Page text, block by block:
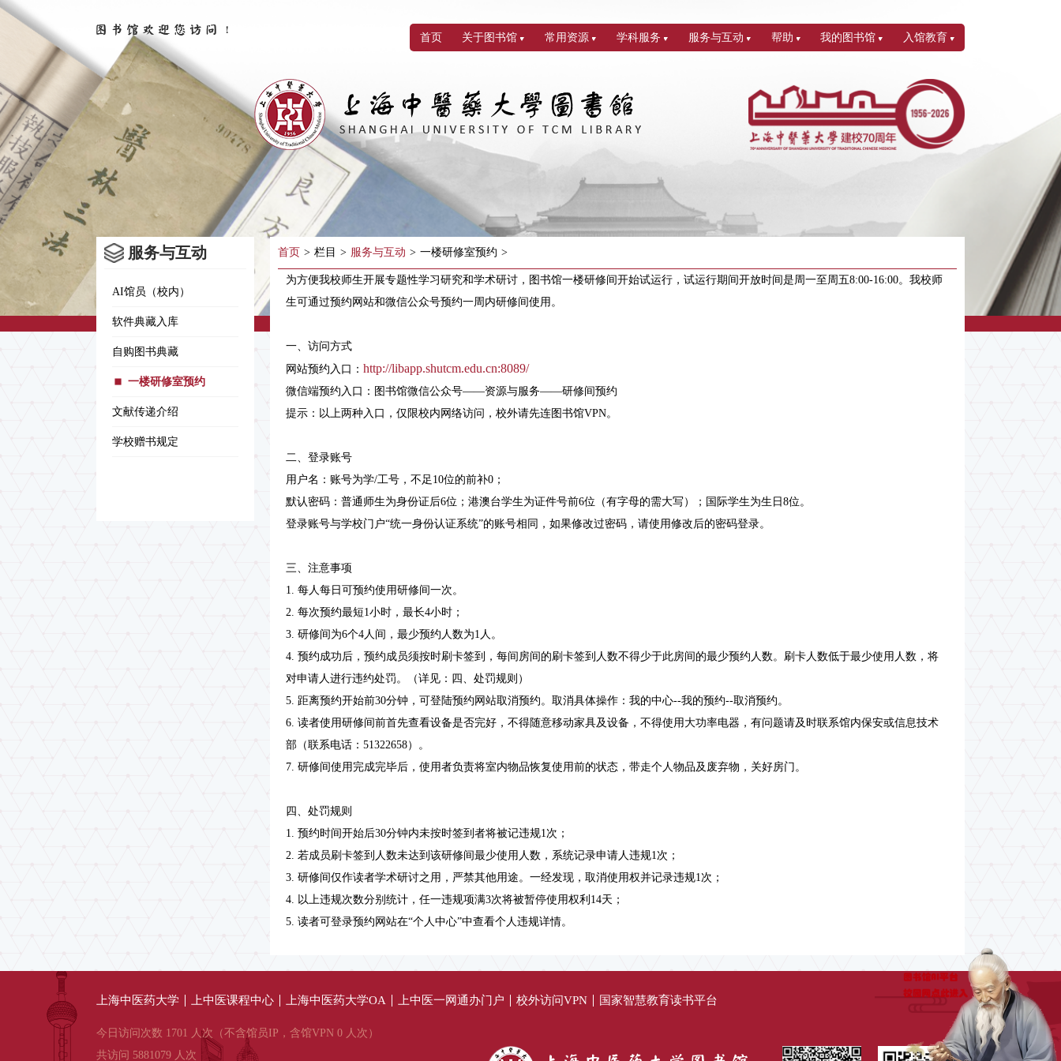
首页 关于图书馆 常用资源 学科服务 服务与互动 帮助 我的图书馆 入馆教育
服务与互动
AI馆员（校内）
软件典藏入库
自购图书典藏
一楼研修室预约
文献传递介绍
学校赠书规定
首页 > 栏目 > 服务与互动 > 一楼研修室预约 >
为方便我校师生开展专题性学习研究和学术研讨，图书馆一楼研修间开始试运行，试运行期间开放时间是周一至周五8:00-16:00。我校师
生可通过预约网站和微信公众号预约一周内研修间使用。
一、访问方式
网站预约入口： http://libapp.shutcm.edu.cn:8089/
微信端预约入口：图书馆微信公众号——资源与服务——研修间预约
提示：以上两种入口，仅限校内网络访问，校外请先连图书馆VPN。
二、登录账号
用户名：账号为学/工号，不足10位的前补0；
默认密码：普通师生为身份证后6位；港澳台学生为证件号前6位（有字母的需大写）；国际学生为生日8位。
登录账号与学校门户“统一身份认证系统”的账号相同，如果修改过密码，请使用修改后的密码登录。
三、注意事项
1. 每人每日可预约使用研修间一次。
2. 每次预约最短1小时，最长4小时；
3. 研修间为6个4人间，最少预约人数为1人。
4. 预约成功后，预约成员须按时刷卡签到，每间房间的刷卡签到人数不得少于此房间的最少预约人数。刷卡人数低于最少使用人数，将
对申请人进行违约处罚。（详见：四、处罚规则）
5. 距离预约开始前30分钟，可登陆预约网站取消预约。取消具体操作：我的中心--我的预约--取消预约。
6. 读者使用研修间前首先查看设备是否完好，不得随意移动家具及设备，不得使用大功率电器，有问题请及时联系馆内保安或信息技术
部（联系电话：51322658）。
7. 研修间使用完成完毕后，使用者负责将室内物品恢复使用前的状态，带走个人物品及废弃物，关好房门。
四、处罚规则
1. 预约时间开始后30分钟内未按时签到者将被记违规1次；
2. 若成员刷卡签到人数未达到该研修间最少使用人数，系统记录申请人违规1次；
3. 研修间仅作读者学术研讨之用，严禁其他用途。一经发现，取消使用权并记录违规1次；
4. 以上违规次数分别统计，任一违规项满3次将被暂停使用权利14天；
5. 读者可登录预约网站在“个人中心”中查看个人违规详情。
上海中医药大学 上中医课程中心 上海中医药大学OA 上中医一网通办门户 校外访问VPN 国家智慧教育读书平台
今日访问次数 1701 人次（不含馆员IP，含馆VPN 0 人次）
共访问 5881079 人次